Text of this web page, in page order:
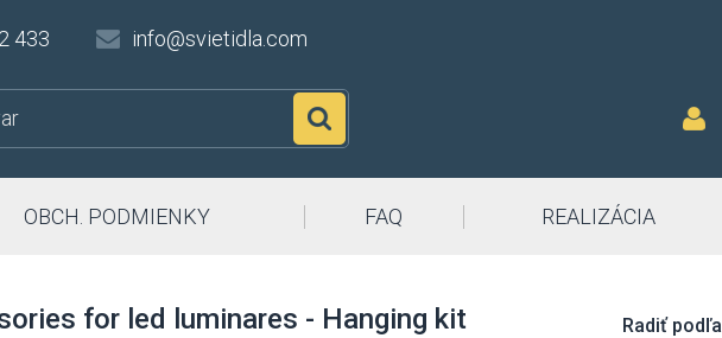
433 info@svietidla.com
OBCH. PODMIENKY FAQ REALIZÁCIA
for led luminares - Hanging kit Radiť podľa